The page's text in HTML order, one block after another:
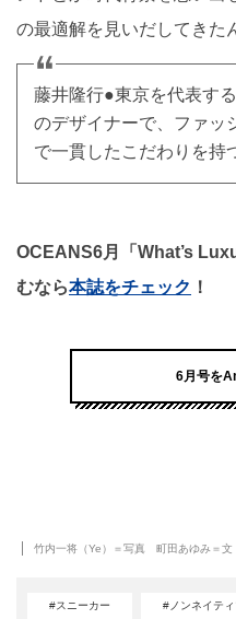
の最適解を見いだしてきた
藤井隆行●東京を代表す
のデザイナーで、ファッ
で一貫したこだわりを持
OCEANS6月「What’s
むなら本誌をチェック ！
6月号を
竹内一将（Ye）＝写真 町田あゆみ＝文
#スニーカー #ノンネイテ